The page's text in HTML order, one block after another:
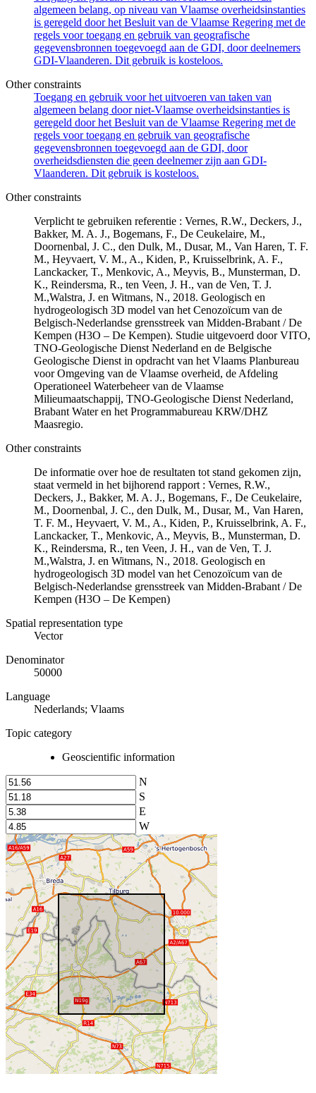
algemeen belang, op niveau van Vlaamse overheidsinstanties
is geregeld door het Besluit van de Vlaamse Regering met de
regels voor toegang en gebruik van geografische
gegevensbronnen toegevoegd aan de GDI, door deelnemers
GDI-Vlaanderen. Dit gebruik is kosteloos.
Other constraints
Toegang en gebruik voor het uitvoeren van taken van
algemeen belang door niet-Vlaamse overheidsinstanties is
geregeld door het Besluit van de Vlaamse Regering met de
regels voor toegang en gebruik van geografische
gegevensbronnen toegevoegd aan de GDI, door
overheidsdiensten die geen deelnemer zijn aan GDI-
Vlaanderen. Dit gebruik is kosteloos.
Other constraints
Verplicht te gebruiken referentie : Vernes, R.W., Deckers, J.,
Bakker, M. A. J., Bogemans, F., De Ceukelaire, M.,
Doornenbal, J. C., den Dulk, M., Dusar, M., Van Haren, T. F.
M., Heyvaert, V. M., A., Kiden, P., Kruisselbrink, A. F.,
Lanckacker, T., Menkovic, A., Meyvis, B., Munsterman, D.
K., Reindersma, R., ten Veen, J. H., van de Ven, T. J.
M.,Walstra, J. en Witmans, N., 2018. Geologisch en
hydrogeologisch 3D model van het Cenozoïcum van de
Belgisch-Nederlandse grensstreek van Midden-Brabant / De
Kempen (H3O – De Kempen). Studie uitgevoerd door VITO,
TNO-Geologische Dienst Nederland en de Belgische
Geologische Dienst in opdracht van het Vlaams Planbureau
voor Omgeving van de Vlaamse overheid, de Afdeling
Operationeel Waterbeheer van de Vlaamse
Milieumaatschappij, TNO-Geologische Dienst Nederland,
Brabant Water en het Programmabureau KRW/DHZ
Maasregio.
Other constraints
De informatie over hoe de resultaten tot stand gekomen zijn,
staat vermeld in het bijhorend rapport : Vernes, R.W.,
Deckers, J., Bakker, M. A. J., Bogemans, F., De Ceukelaire,
M., Doornenbal, J. C., den Dulk, M., Dusar, M., Van Haren,
T. F. M., Heyvaert, V. M., A., Kiden, P., Kruisselbrink, A. F.,
Lanckacker, T., Menkovic, A., Meyvis, B., Munsterman, D.
K., Reindersma, R., ten Veen, J. H., van de Ven, T. J.
M.,Walstra, J. en Witmans, N., 2018. Geologisch en
hydrogeologisch 3D model van het Cenozoïcum van de
Belgisch-Nederlandse grensstreek van Midden-Brabant / De
Kempen (H3O – De Kempen)
Spatial representation type
Vector
Denominator
50000
Language
Nederlands; Vlaams
Topic category
Geoscientific information
N
S
E
W